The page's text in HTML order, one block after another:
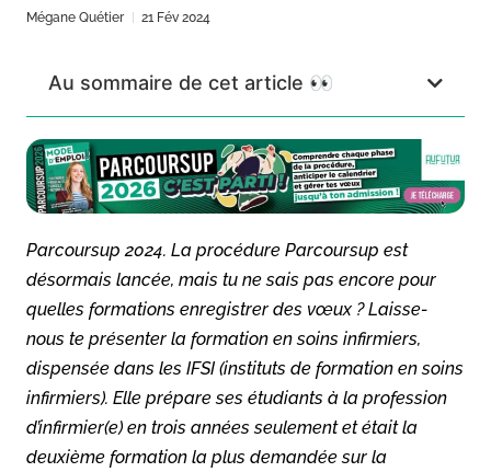
Mégane Quétier 21 Fév 2024
Au sommaire de cet article 👀
Parcoursup 2024. La procédure Parcoursup est
désormais lancée, mais tu ne sais pas encore pour
quelles formations enregistrer des vœux ? Laisse-
nous te présenter la formation en soins infirmiers,
dispensée dans les IFSI (instituts de formation en soins
infirmiers). Elle prépare ses étudiants à la profession
d’infirmier(e) en trois années seulement et était la
deuxième formation la plus demandée sur la